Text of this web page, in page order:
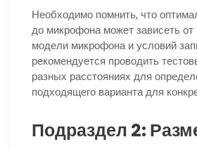
Необходимо помнить, что
до микрофона может зависеть от
модели микрофона и условий
рекомендуется проводить
разных расстояниях для
подходящего варианта для
Подраздел 2: